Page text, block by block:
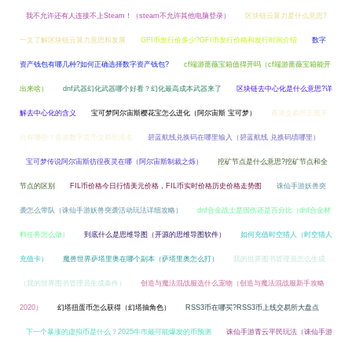
我不允许还有人连接不上Steam！（steam不允许其他电脑登录） 区块链云算力是什么意思?
一文了解区块链云算力意思和发展 GFI币发行价多少?GFI币发行价格和发行时间介绍 数字
资产钱包有哪几种?如何正确选择数字资产钱包? cf端游蔷薇宝箱值得开吗（cf端游蔷薇宝箱能开
出来啥） dnf武器幻化武器哪个好看？幻化最高成本武器来了 区块链去中心化是什么意思?详
解去中心化的含义 宝可梦阿尔宙斯樱花宝怎么进化（阿尔宙斯 宝可梦） 香港交易所正规平
台有哪些？香港数字货币交易所排名 碧蓝航线兑换码在哪里输入（碧蓝航线 兑换码填哪里）
宝可梦传说阿尔宙斯彷徨夜灵在哪（阿尔宙斯制裁之烁） 挖矿节点是什么意思?挖矿节点和全
节点的区别 FIL币价格今日行情美元价格，FIL币实时价格历史价格走势图 诛仙手游妖兽突
袭怎么带队（诛仙手游妖兽突袭活动玩法详细攻略） dnf合金战士是固伤还是百分比（dnf合金材
料任务怎么做） 到底什么是思维导图（开源的思维导图软件） 如何充值时空猎人（时空猎人
充值卡） 魔兽世界萨塔里奥在哪个副本（萨塔里奥怎么打） 我的世界图书管理员怎么生成
（我的世界图书管理员生成条件） 创造与魔法混战服选什么宠物（创造与魔法混战服新手攻略
2020） 幻塔扭蛋币怎么获得（幻塔抽角色） RSS3币在哪买?RSS3币上线交易所大盘点
下一个暴涨的虚拟币是什么？2025牛市最可能爆发的币预测 诛仙手游青云平民玩法（诛仙手游